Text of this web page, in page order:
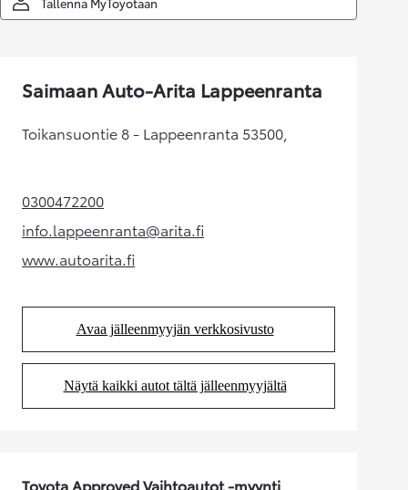
Saimaan Auto-Arita Lappeenranta
Toikansuontie 8 - Lappeenranta 53500,
0300472200(Aukeaa uudessa välilehdessä)
info.lappeenranta@arita.fi(Aukeaa uudessa välilehdessä)
www.autoarita.fi(Aukeaa uudessa välilehdessä)
Avaa jälleenmyyjän verkkosivusto
(Aukeaa uudessa välilehdessä)
Näytä kaikki autot tältä jälleenmyyjältä
(Aukeaa uudessa välilehdessä)
Toyota Approved Vaihtoautot -myynti